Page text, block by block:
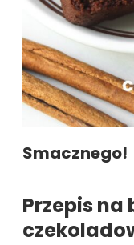
Smacznego!
Przepis